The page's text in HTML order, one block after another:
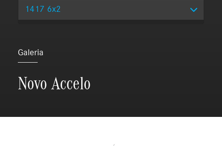
1417 6x2
Galeria
Novo Accelo